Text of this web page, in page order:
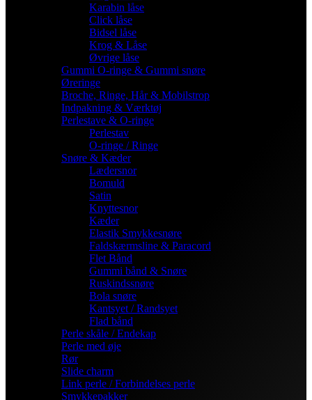
Karabin låse
Click låse
Bidsel låse
Krog & Låse
Øvrige låse
Gummi O-ringe & Gummi snøre
Øreringe
Broche, Ringe, Hår & Mobilstrop
Indpakning & Værktøj
Perlestave & O-ringe
Perlestav
O-ringe / Ringe
Snøre & Kæder
Lædersnor
Bomuld
Satin
Knyttesnor
Kæder
Elastik Smykkesnøre
Faldskærmsline & Paracord
Flet Bånd
Gummi bånd & Snøre
Ruskindssnøre
Bola snøre
Kantsyet / Randsyet
Flad bånd
Perle skåle / Endekap
Perle med øje
Rør
Slide charm
Link perle / Forbindelses perle
Smykkepakker